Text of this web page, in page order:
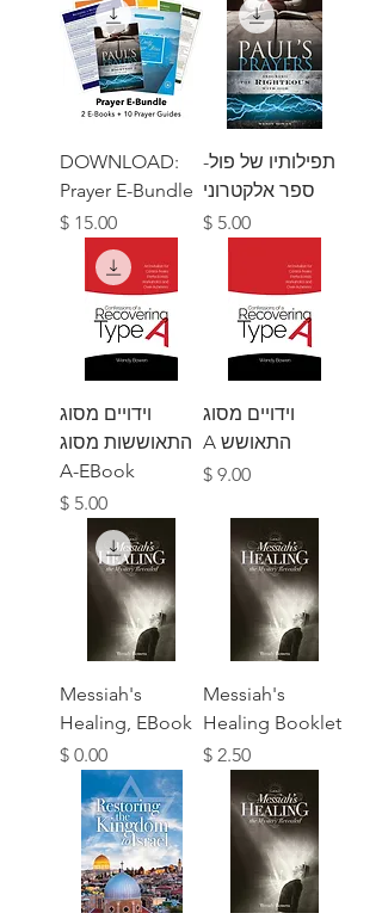
תפילותיו של פול-
ספר אלקטרוני
מחיר
DOWNLOAD:
Prayer E-Bundle
מחיר
וידויים מסוג
התאושש A
מחיר
וידויים מסוג
התאוששות מסוג
A-EBook
מחיר
Messiah's
Healing Booklet
מחיר
Messiah's
Healing, EBook
מחיר